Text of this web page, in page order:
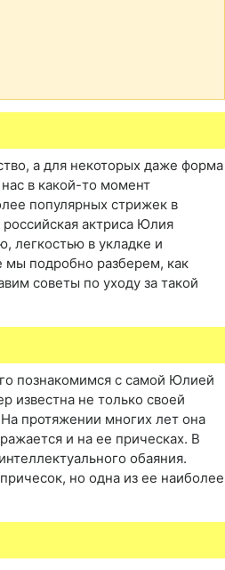
а для некоторых даже форма
в какой-то момент
популярных стрижек в
актриса Юлия
легкостью в укладке и
мы подробно разберем, как
советы по уходу за такой
познакомимся с самой Юлией
известна не только своей
протяжении многих лет она
и на ее прическах. В
обаяния.
но одна из ее наиболее